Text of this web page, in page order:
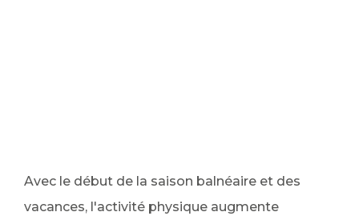
Avec le début de la saison balnéaire et des
vacances, l'activité physique augmente